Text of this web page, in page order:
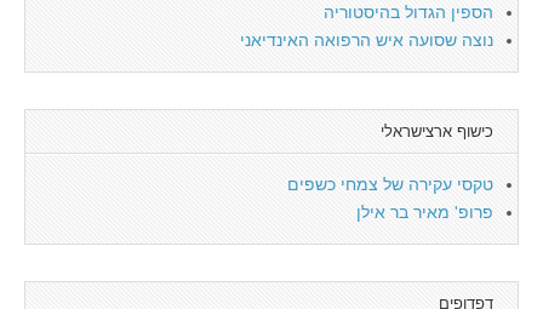
הספין הגדול בהיסטוריה
נוצה שסועה איש הרפואה האינדיאני
כישוף ארצישראלי
טקסי עקירה של צמחי כשפים
פרופ' מאיר בר אילן
דפדופים